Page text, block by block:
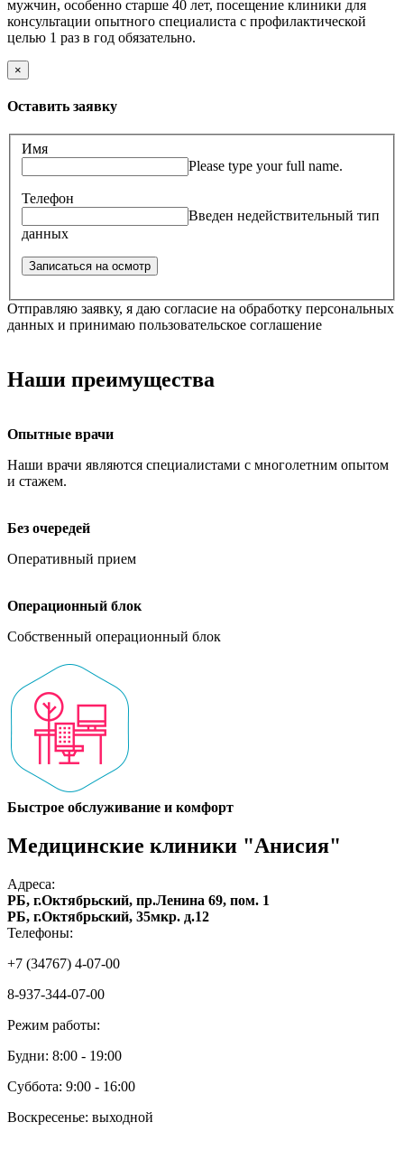
мужчин, особенно старше 40 лет, посещение клиники для
консультации опытного специалиста с профилактической
целью 1 раз в год обязательно.
×
Оставить заявку
Имя
Please type your full name.
Телефон
Введен недействительный тип
данных
Отправляю заявку, я даю согласие на обработку персональных
данных и принимаю пользовательское соглашение
Наши преимущества
Опытные врачи
Наши врачи являются специалистами с многолетним опытом
и стажем.
Без очередей
Оперативный прием
Операционный блок
Собственный операционный блок
Быстрое обслуживание и комфорт
Медицинские клиники "Анисия"
Адреса:
РБ, г.Октябрьский, пр.Ленина 69, пом. 1
РБ, г.Октябрьский, 35мкр. д.12
Телефоны:
+7 (34767) 4-07-00
8-937-344-07-00
Режим работы:
Будни: 8:00 - 19:00
Суббота: 9:00 - 16:00
Воскресенье: выходной